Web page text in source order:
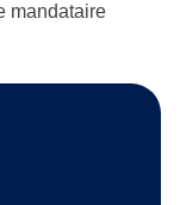
mandataire